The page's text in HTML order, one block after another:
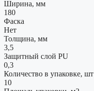
Ширина, мм
180
Фаска
Нет
Толщина, мм
3,5
Защитный слой PU
0,3
Количество в упаковке, шт
10